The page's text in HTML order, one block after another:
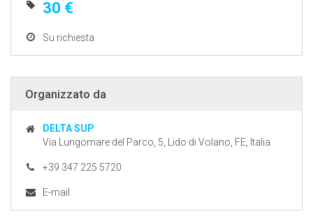
30 €
Su richiesta
Organizzato da
DELTA SUP
Via Lungomare del Parco, 5, Lido di Volano, FE, Italia
+39 347 225 5720
E-mail